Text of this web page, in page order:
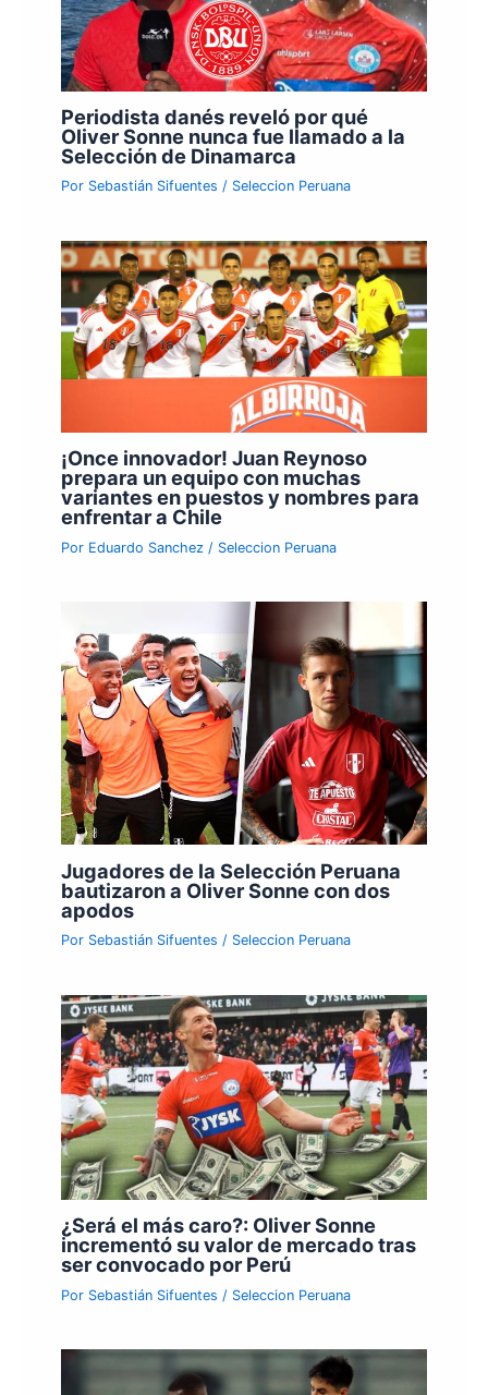
Periodista danés reveló por qué
Oliver Sonne nunca fue llamado a la
Selección de Dinamarca
Por Sebastián Sifuentes/ Seleccion Peruana
¡Once innovador! Juan Reynoso
prepara un equipo con muchas
variantes en puestos y nombres para
enfrentar a Chile
Por Eduardo Sanchez / Seleccion Peruana
Jugadores de la Selección Peruana
bautizaron a Oliver Sonne con dos
apodos
Por Sebastián Sifuentes/ Seleccion Peruana
¿Será el más caro?: Oliver Sonne
incrementó su valor de mercado tras
ser convocado por Perú
Por Sebastián Sifuentes / Seleccion Peruana